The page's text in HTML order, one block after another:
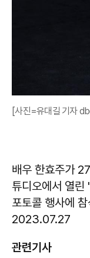
[사진=유대길 기자
배우 한효주가
튜디오에서 열린
포토콜 행사에
2023.07.27
관련기사